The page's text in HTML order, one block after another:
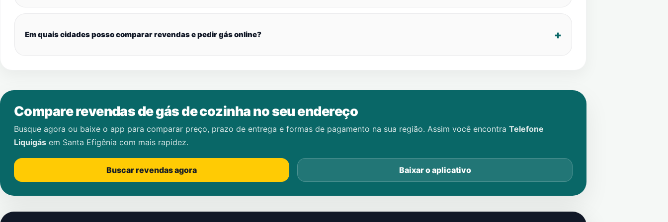
Em quais cidades posso comparar revendas e pedir gás online?
Compare revendas de gás de cozinha no seu endereço
Busque agora ou baixe o app para comparar preço, prazo de entrega e formas de pagamento na sua região. Assim você encontra Telefone
Liquigás em Santa Efigênia com mais rapidez.
Buscar revendas agora Baixar o aplicativo